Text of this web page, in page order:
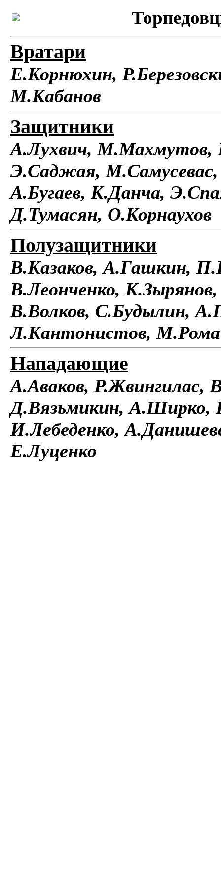
Вратари
Е.Корнюхин,
М.Кабанов
Защитники
А.Лухвич, М.Махмутов,
Э.Саджая,
А.Бугаев, К.Данча,
Д.Тумасян, О.Корнаухов
Полузащитники
В.Казаков, А.Гашкин,
В.Леонченко,
В.Волков, С.Будылин,
Л.Кантонистов,
Нападающие
А.Аваков, Р.Жвингилас,
Д.Вязьмикин, А.Ширко,
И.Лебеденко,
Е.Луценко